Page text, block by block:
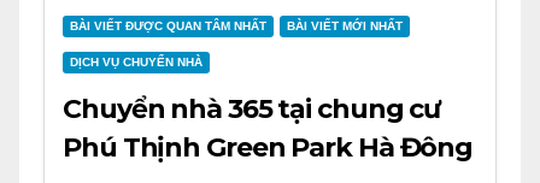
BÀI VIẾT ĐƯỢC QUAN TÂM NHẤT BÀI VIẾT MỚI NHẤT
DỊCH VỤ CHUYỂN NHÀ
Chuyển nhà 365 tại chung cư
Phú Thịnh Green Park Hà Đông